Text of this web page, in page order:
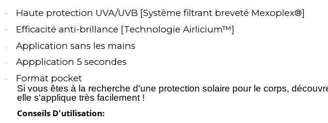
· Haute protection UVA/UVB [Système filtrant breveté Mexoplex®]
· Efficacité anti-brillance [Technologie Airlicium™]
· Application sans les mains
· Appplication 5 secondes
· Format pocket
Si vous êtes à la recherche d'une protection solaire pour le corps,
elle s'applique très facilement !
Conseils D'utilisation: